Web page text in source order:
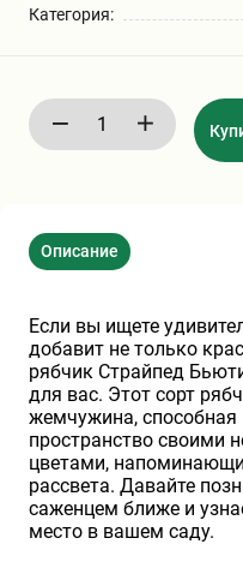
Шарафуга
Бирючина
Плющ
Кустарники
ПАМПАСНАЯ
(КОРТАДЕРИЯ)
Кизильник
Олеандр
Экзотические
Декоративные
Хвойные саженцы
Клематис
Глициния
Гвоздика
Категория:
Описание
Если вы ищете
добавит не только
рябчик Страйпед
для вас. Этот сорт
жемчужина, способная
пространство своими
цветами,
рассвета. Давайте
саженцем ближе и
место в вашем саду.